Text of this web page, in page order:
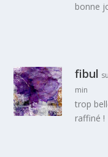
bonne
fibul
min
trop
raffiné !